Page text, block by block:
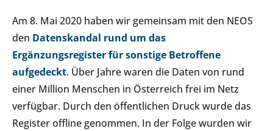
Am 8. Mai 2020 haben wir gemeinsam mit den NEOS
den Datenskandal rund um das
Ergänzungsregister für sonstige Betroffene
aufgedeckt. Über Jahre waren die Daten von rund
einer Million Menschen in Österreich frei im Netz
verfügbar. Durch den öffentlichen Druck wurde das
Register offline genommen. In der Folge wurden wir